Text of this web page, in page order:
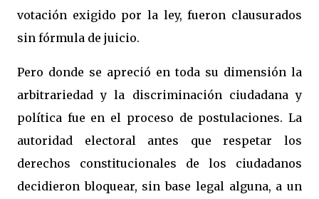
votación exigido por la ley, fueron clausurados
sin fórmula de juicio.
Pero donde se apreció en toda su dimensión la
arbitrariedad y la discriminación ciudadana y
política fue en el proceso de postulaciones. La
autoridad electoral antes que respetar los
derechos constitucionales de los ciudadanos
decidieron bloquear, sin base legal alguna, a un